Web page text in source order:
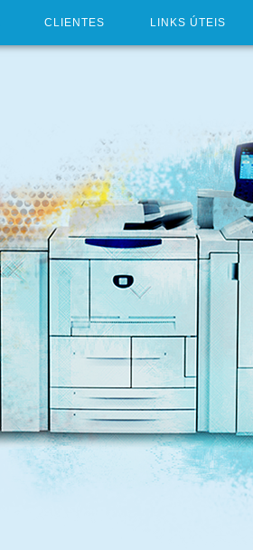
CLIENTES LINKS ÚTEIS